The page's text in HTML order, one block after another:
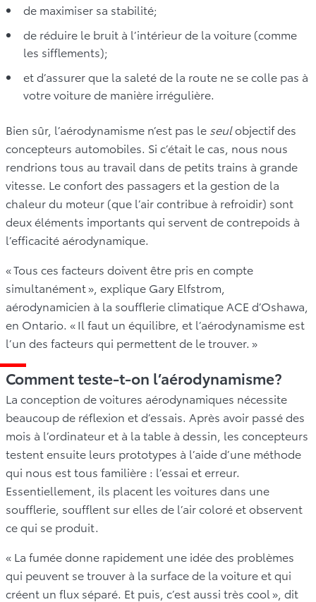
de maximiser sa stabilité;
de réduire le bruit à l’intérieur de la voiture (comme
les sifflements);
et d’assurer que la saleté de la route ne se colle pas à
votre voiture de manière irrégulière.
Bien sûr, l’aérodynamisme n’est pas le seulobjectif des
concepteurs automobiles. Si c’était le cas, nous nous
rendrions tous au travail dans de petits trains à grande
vitesse. Le confort des passagers et la gestion de la
chaleur du moteur (que l’air contribue à refroidir) sont
deux éléments importants qui servent de contrepoids à
l’efficacité aérodynamique.
« Tous ces facteurs doivent être pris en compte
simultanément », explique Gary Elfstrom,
aérodynamicien à la soufflerie climatique ACE d’Oshawa,
en Ontario. « Il faut un équilibre, et l’aérodynamisme est
l’un des facteurs qui permettent de le trouver. »
Comment teste-t-on l’aérodynamisme?
La conception de voitures aérodynamiques nécessite
beaucoup de réflexion et d’essais. Après avoir passé des
mois à l’ordinateur et à la table à dessin, les concepteurs
testent ensuite leurs prototypes à l’aide d’une méthode
qui nous est tous familière : l’essai et erreur.
Essentiellement, ils placent les voitures dans une
soufflerie, soufflent sur elles de l’air coloré et observent
ce qui se produit.
« La fumée donne rapidement une idée des problèmes
qui peuvent se trouver à la surface de la voiture et qui
créent un flux séparé. Et puis, c’est aussi très cool », dit